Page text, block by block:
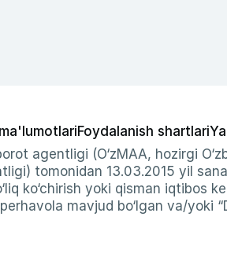
Foydalanish shartlari
agentligi (O‘zMAA, hozirgi
tomonidan 13.03.2015 yil
ko‘chirish yoki qisman iqtibos
mavjud bo‘lgan va/yoki